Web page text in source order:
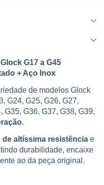
G17 a G45
+ Aço Inox
de modelos Glock
G24, G25, G26, G27,
G35, G36, G37, G38, G39,
.
altíssima resistência e
durabilidade, encaixe
ao da peça original.